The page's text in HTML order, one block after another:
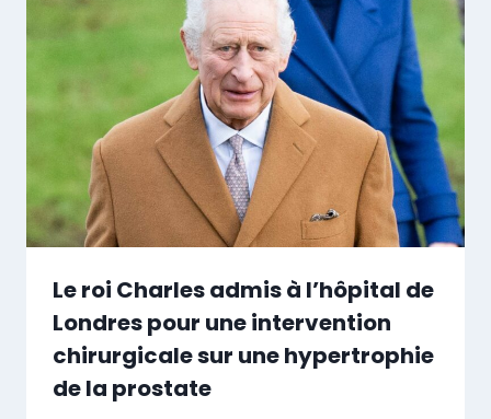
Le roi Charles admis à l’hôpital de
Londres pour une intervention
chirurgicale sur une hypertrophie
de la prostate